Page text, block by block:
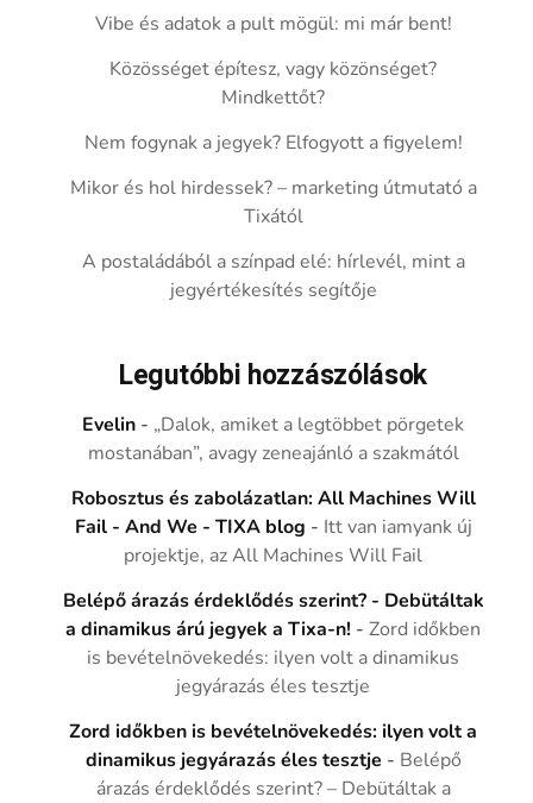
Vibe és adatok a pult mögül: mi már bent!
Közösséget építesz, vagy közönséget?
Mindkettőt?
Nem fogynak a jegyek? Elfogyott a figyelem!
Mikor és hol hirdessek? – marketing útmutató a
Tixától
A postaládából a színpad elé: hírlevél, mint a
jegyértékesítés segítője
Legutóbbi hozzászólások
Evelin - „Dalok, amiket a legtöbbet pörgetek
mostanában”, avagy zeneajánló a szakmától
Robosztus és zabolázatlan: All Machines Will
Fail - And We - TIXA blog - Itt van iamyank új
projektje, az All Machines Will Fail
Belépő árazás érdeklődés szerint? - Debütáltak
a dinamikus árú jegyek a Tixa-n! -Zord időkben
is bevételnövekedés: ilyen volt a dinamikus
jegyárazás éles tesztje
Zord időkben is bevételnövekedés: ilyen volt a
dinamikus jegyárazás éles tesztje - Belépő
árazás érdeklődés szerint? – Debütáltak a